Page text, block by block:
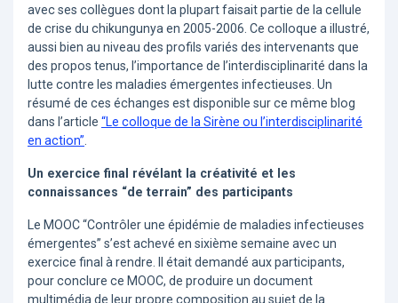
avec ses collègues dont la plupart faisait partie de la cellule
de crise du chikungunya en 2005-2006. Ce colloque a illustré,
aussi bien au niveau des profils variés des intervenants que
des propos tenus, l’importance de l’interdisciplinarité dans la
lutte contre les maladies émergentes infectieuses. Un
résumé de ces échanges est disponible sur ce même blog
dans l’article “Le colloque de la Sirène ou l’interdisciplinarité
en action”.
Un exercice final révélant la créativité et les
connaissances “de terrain” des participants
Le MOOC “Contrôler une épidémie de maladies infectieuses
émergentes” s’est achevé en sixième semaine avec un
exercice final à rendre. Il était demandé aux participants,
pour conclure ce MOOC, de produire un document
multimédia de leur propre composition au sujet de la